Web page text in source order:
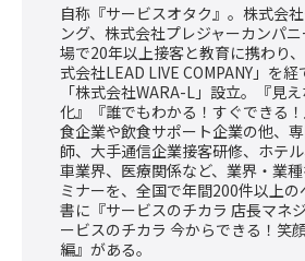
自称『サービスオタク』。株式会
ング、株式会社プレジャーカンパ
場で20年以上接客と教育に携わり
式会社LEAD LIVE COMPANY」を
「株式会社WARA-L」設立。『見
化』『誰でもわかる！すぐできる
食企業や飲食サポート企業の他、
師、大手通信企業接客研修、ホテ
車業界、医療関係など、業界・業
ミナーを、全国で年間200件以上
書に『サービスのチカラ 店長マネ
ービスのチカラ 今からできる！笑
編』がある。